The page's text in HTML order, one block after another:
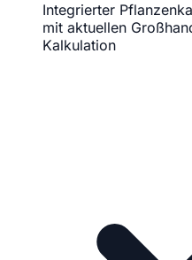
Integrierter
mit aktuellen
Kalkulation